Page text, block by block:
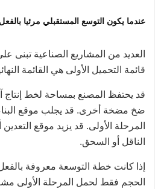
عندما يكون التوسع المستقبلي مرئيا بالفعل
العديد من المشاريع الصناعية تبنى
قائمة التحميل الأولى هي القائمة
قد يحتفظ المصنع بمساحة لخط
ضخ مضخة أخرى. قد يجلب موقع
المرحلة الأولى. قد يزيد موقع
الناقل أو السحق.
إذا كانت خطة التوسعة معروفة
الحجم فقط لحمل المرحلة الأولى